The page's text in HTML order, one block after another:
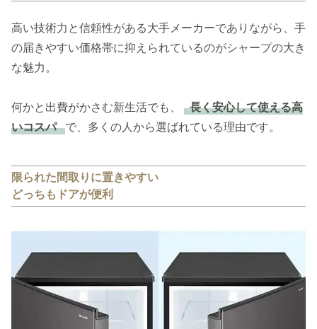
高い技術力と信頼性がある大手メーカーでありながら、手
の届きやすい価格帯に抑えられているのがシャープの大き
な魅力。
何かと出費がかさむ新生活でも、
長く安心して使える高
いコスパ で、多くの人から選ばれている理由です。
限られた間取りに置きやすい
どっちもドアが便利